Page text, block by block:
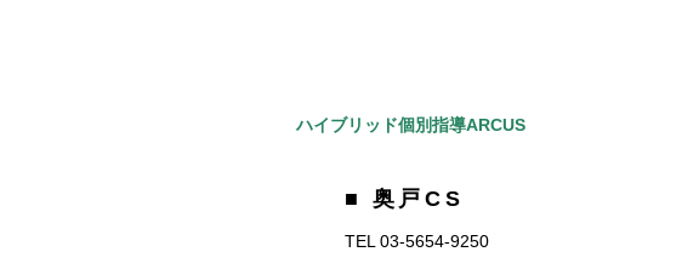
ハイブリッド個別指導ARCUS
■ 奥戸CS
TEL 03-5654-9250